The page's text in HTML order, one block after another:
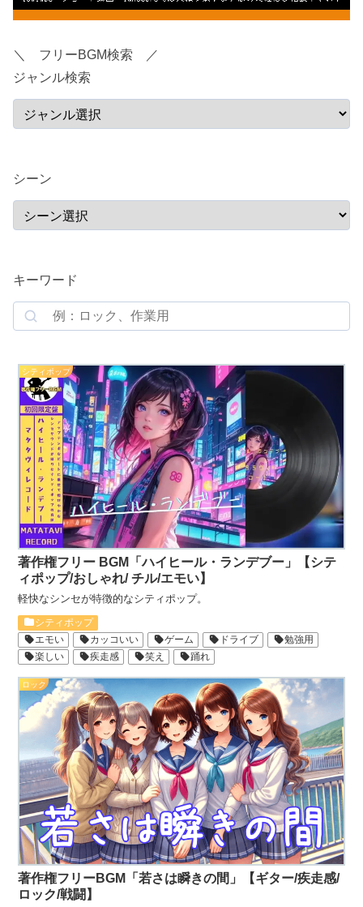
＼ フリーBGM検索 ／
ジャンル検索
シーン
キーワード
シティポップ
著作権フリー BGM「ハイヒール・ランデブー」【シテ
ィポップ/おしゃれ/ チル/エモい】
軽快なシンセが特徴的なシティポップ。
シティポップ
エモい
カッコいい ゲーム ドライブ
勉強用
楽しい
疾走感 笑え 踊れ
ロック
著作権フリーBGM「若さは瞬きの間」【ギター/疾走感/
ロック/戦闘】